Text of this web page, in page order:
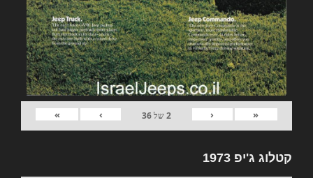
«
‹
2של36
›
»
קטלוג ג'יפ 1973